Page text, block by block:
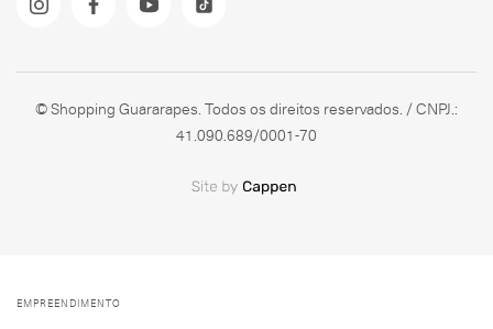
© Shopping Guararapes. Todos os direitos reservados. / CNPJ.:
41.090.689/0001-70
EMPREENDIMENTO